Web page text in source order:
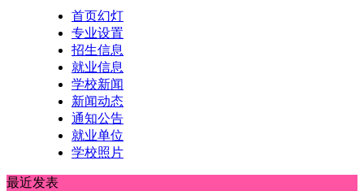
首页幻灯
专业设置
招生信息
就业信息
学校新闻
新闻动态
通知公告
就业单位
学校照片
最近发表